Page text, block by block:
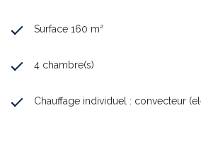
Surface 160 m²
4 chambre(s)
Chauffage individuel : convecteur